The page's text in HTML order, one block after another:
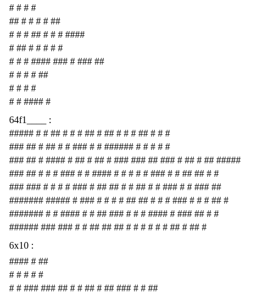
# # # #
## # # # # ##
# # # ## # # # ####
# ## # # # # #
# # # #### ### # ### ##
# # # # ##
# # # #
# # #### #
64f1____ :
##### # # ## # # # ## # ## # # # ## # # #
### ## # ## # # ### # # ###### # # # # #
### ## # #### # ## # ## # ### ### ## ### # ## # ## #####
### ## # # # ### # # #### # # # # # ### # # ## ## # #
### ### # # # # ### # ## ## # # ## # # ### # # ### ##
####### ##### # ### # # # # ## ## # # # ### # # # ## #
####### # # #### # # ## ### # # # #### # ### ## # #
###### ### ### # # ## ## ## # # # # # # ## # ## #
6x10 :
#### # ##
# # # # #
# # ### ### ## # # ## # ## ### # # ##